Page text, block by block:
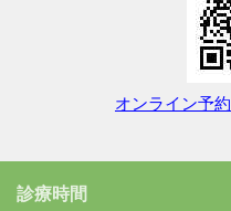
オンライン予約
診療時間